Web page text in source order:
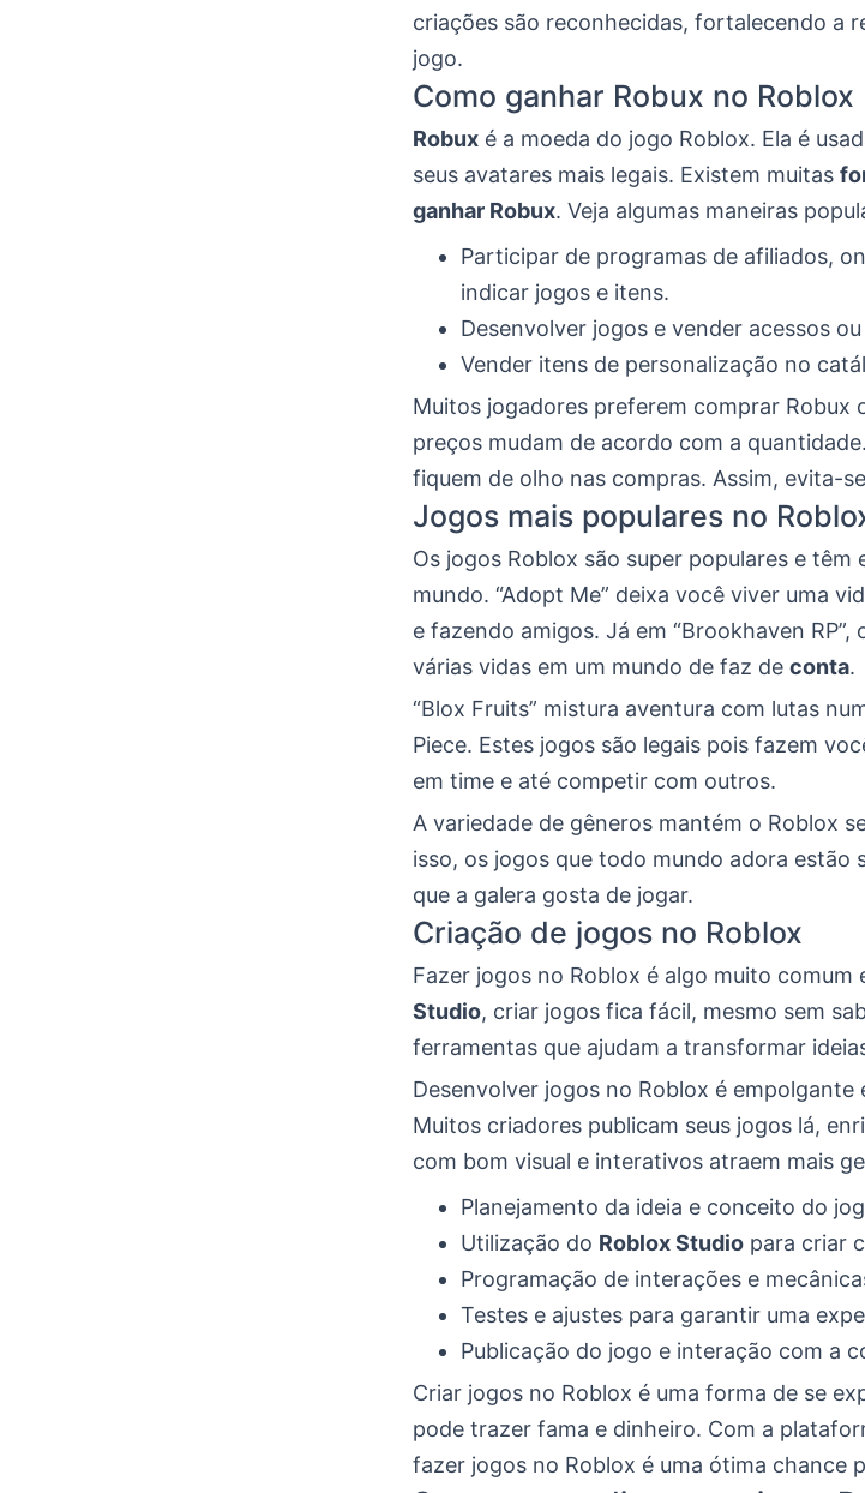
criações são reconhecidas, fortalecendo a
jogo.
Como ganhar Robux no Roblox
Robux é a moeda do jogo Roblox. Ela é
seus avatares mais legais. Existem muitas
ganhar Robux. Veja algumas maneiras
Participar de programas de afiliados,
indicar jogos e itens.
Desenvolver jogos e vender acessos
Vender itens de personalização no
Muitos jogadores preferem comprar Robux
preços mudam de acordo com a
fiquem de olho nas compras. Assim, evita-
Jogos mais populares no
Os jogos Roblox são super populares e
mundo. “Adopt Me” deixa você viver uma
e fazendo amigos. Já em “Brookhaven
várias vidas em um mundo de faz de conta.
“Blox Fruits” mistura aventura com lutas
Piece. Estes jogos são legais pois fazem
em time e até competir com outros.
A variedade de gêneros mantém o Roblox
isso, os jogos que todo mundo adora estão
que a galera gosta de jogar.
Criação de jogos no Roblox
Fazer jogos no Roblox é algo muito comum
Studio, criar jogos fica fácil, mesmo sem
ferramentas que ajudam a transformar
Desenvolver jogos no Roblox é empolgante
Muitos criadores publicam seus jogos lá,
com bom visual e interativos atraem mais
Planejamento da ideia e conceito do
Utilização do Roblox Studio para criar
Programação de interações e
Testes e ajustes para garantir uma
Publicação do jogo e interação com a
Criar jogos no Roblox é uma forma de se
pode trazer fama e dinheiro. Com a
fazer jogos no Roblox é uma ótima chance